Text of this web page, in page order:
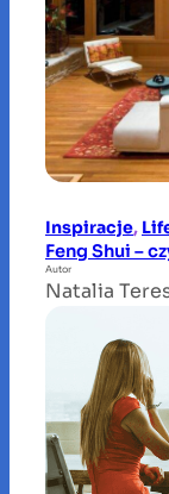
Inspiracje,
Feng Shui –
Autor
Natalia